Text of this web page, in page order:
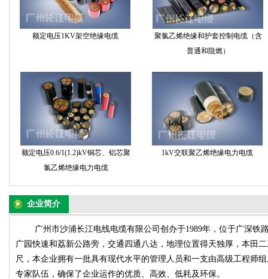
额定电压1KV架空绝缘电缆
聚氯乙烯绝缘和护套控制电缆（含
普通和阻燃）
额定电压0.6/1(1.2)kV铜芯、铝芯聚
氯乙烯绝缘电力电缆
1kV交联聚乙烯绝缘电力电缆
企业简介
广州市沙浦长江电线电缆有限公司创办于1989年，位于广深铁
广园快速和荔新公路旁，交通四通八达，地理位置得天独厚，本田
尺，本企业拥有一批具有现代水平的管理人员和一支由高级工程师
专家队伍，确保了企业运作的优质、高效、低耗及环保。